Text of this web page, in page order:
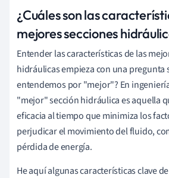
¿Cuáles son las
mejores secciones
Entender las características de las
hidráulicas empieza con una pregunta
entendemos por "mejor"? En
"mejor" sección hidráulica es aquella
eficacia al tiempo que minimiza los
perjudicar el movimiento del fluido,
pérdida de energía.
He aquí algunas características clave